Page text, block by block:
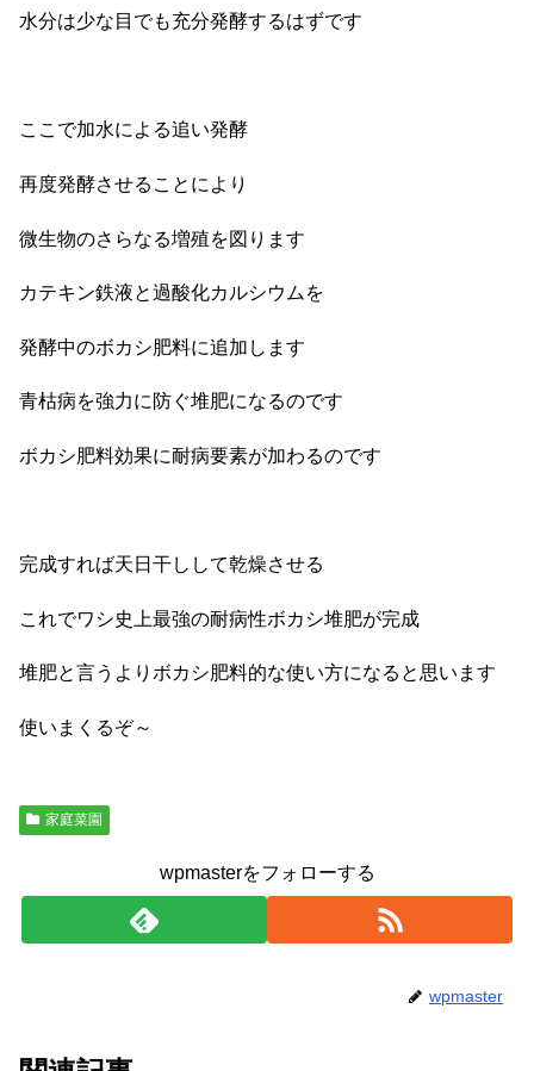
水分は少な目でも充分発酵するはずです
ここで加水による追い発酵
再度発酵させることにより
微生物のさらなる増殖を図ります
カテキン鉄液と過酸化カルシウムを
発酵中のボカシ肥料に追加します
青枯病を強力に防ぐ堆肥になるのです
ボカシ肥料効果に耐病要素が加わるのです
完成すれば天日干しして乾燥させる
これでワシ史上最強の耐病性ボカシ堆肥が完成
堆肥と言うよりボカシ肥料的な使い方になると思います
使いまくるぞ～
家庭菜園
wpmasterをフォローする
wpmaster